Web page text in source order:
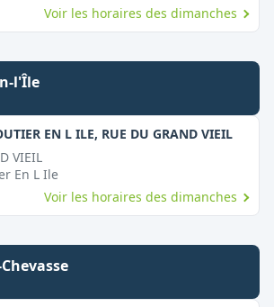
Voir les horaires des dimanches
l'Île
EN L ILE, RUE DU GRAND VIEIL,
VIEIL
En L Ile
Voir les horaires des dimanches